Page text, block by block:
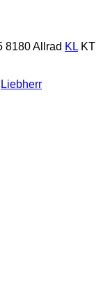
8180Allrad KL KT
Liebherr